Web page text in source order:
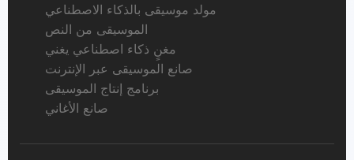
مولد موسيقى بالذكاء الاصطناعي
الموسيقى من النص
مغنٍ ذكاء اصطناعي يغني
صانع الموسيقى عبر الإنترنت
برنامج إنتاج الموسيقى
صانع الأغاني